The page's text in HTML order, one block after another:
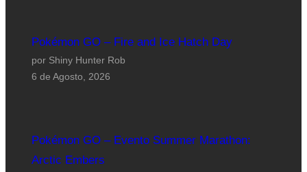
Pokémon GO – Fire and Ice Hatch Day
por Shiny Hunter Rob
6 de Agosto, 2026
Pokémon GO – Evento Summer Marathon:
Arctic Embers